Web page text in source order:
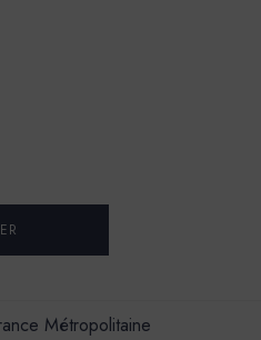
Métropolitaine